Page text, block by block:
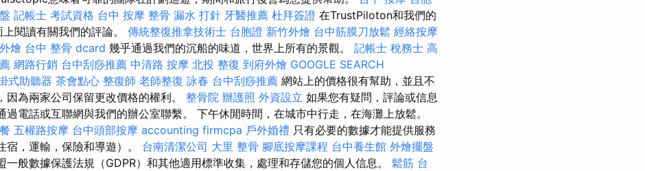
記帳士 考試資格 台中 按摩 整骨 漏水 打針 牙醫推薦 杜拜簽證 在TrustPiloton和我們的
閱讀有關我們的評論。 傳統整復推拿技術士 台胞證 新竹外燴 台中筋膜刀放鬆 經絡按摩
燴 台中 整骨 dcard 幾乎通過我們的沉船的味道，世界上所有的景觀。 記帳士 稅務士 高
網路行銷 台中刮痧推薦 中清路 按摩 北投 整復 到府外燴 GOOGLE SEARCH
式助聽器 茶會點心 整復師 老師整復 詠春 台中刮痧推薦 網站上的價格很有幫助，並且不
因為兩家公司保留更改價格的權利。 整骨院 辦護照 外資設立 如果您有疑問，評論或信息
過電話或互聯網與我們的辦公室聯繫。 下午休閒時間，在城市中行走，在海灘上放鬆。
五權路按摩 台中頭部按摩 accounting firmcpa 戶外婚禮 只有必要的數據才能提供服務
宿，運輸，保險和導遊）。 台南清潔公司 大里 整骨 腳底按摩課程 台中養生館 外燴擺盤
一般數據保護法規（GDPR）和其他適用標準收集，處理和存儲您的個人信息。 鬆筋 台